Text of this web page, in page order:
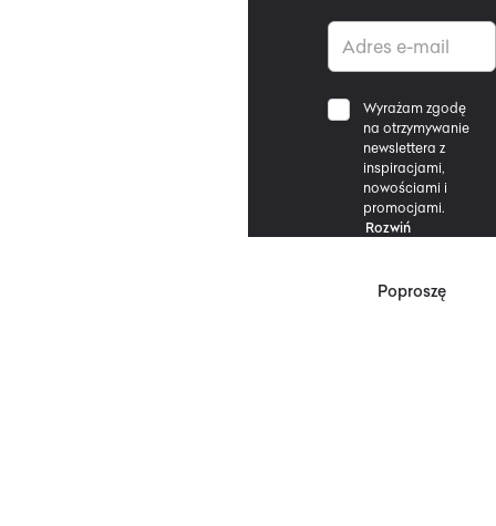
Wyrażam zgodę
na otrzymywanie
newslettera z
inspiracjami,
nowościami i
promocjami.
Rozwiń
Poproszę